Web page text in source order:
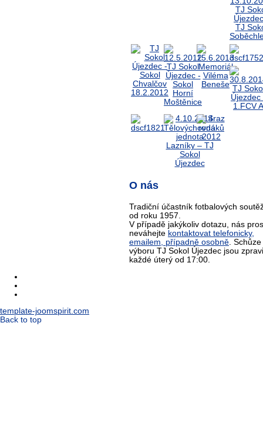
O nás
Tradiční účastník fotbalových
od roku 1957.
V případě jakýkoliv dotazu, nás
neváhejte kontaktovat telefonicky,
emailem, případně osobně. Schůze
výboru TJ Sokol Újezdec jsou
každé úterý od 17:00.
template-joomspirit.com
Back to top